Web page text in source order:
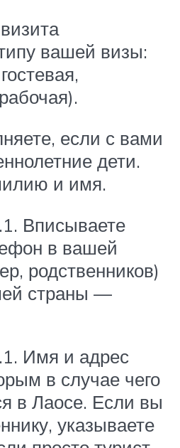
вашей визы:
если с вами
дети.
и имя.
Вписываете
в вашей
родственников)
страны —
Имя и адрес
в случае чего
в Лаосе. Если вы
указываете